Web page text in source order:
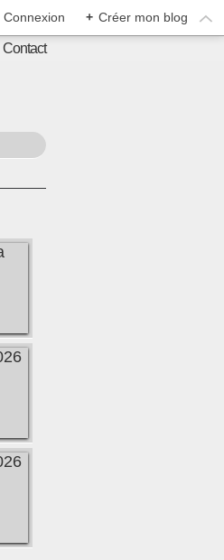
Connexion + Créer mon blog
Contact